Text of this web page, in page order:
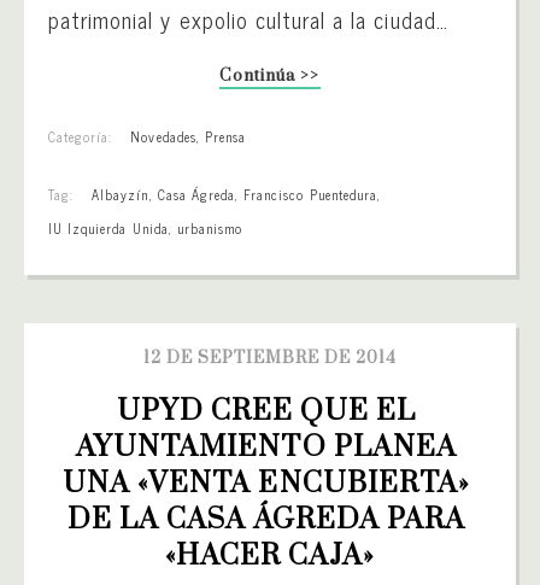
patrimonial y expolio cultural a la ciudad…
Continúa >>
Categoría: Novedades, Prensa
Tag: Albayzín, Casa Ágreda, Francisco Puentedura,
IU Izquierda Unida, urbanismo
12 DE SEPTIEMBRE DE 2014
UPYD CREE QUE EL
AYUNTAMIENTO PLANEA
UNA «VENTA ENCUBIERTA»
DE LA CASA ÁGREDA PARA
«HACER CAJA»